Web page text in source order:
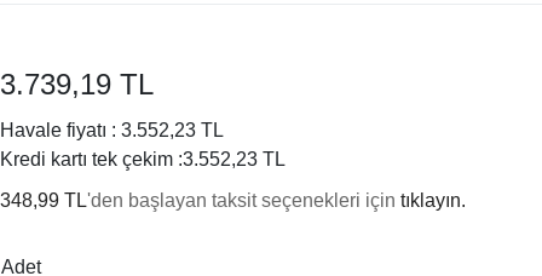
3.739,19 TL
Havale fiyatı : 3.552,23 TL
Kredi kartı tek çekim :3.552,23 TL
348,99 TL'den başlayan taksit seçenekleri için tıklayın.
Adet